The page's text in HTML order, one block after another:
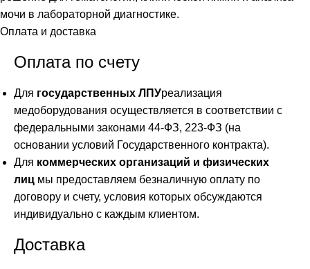
мочи в лабораторной диагностике.
Оплата и доставка
Оплата по счету
Для государственных ЛПУреализация
медоборудования осуществляется в соответствии с
федеральными законами 44-ФЗ, 223-ФЗ (на
основании условий Государственного контракта).
Для коммерческих организаций и физических
лиц мы предоставляем безналичную оплату по
договору и счету, условия которых обсуждаются
индивидуально с каждым клиентом.
Доставка